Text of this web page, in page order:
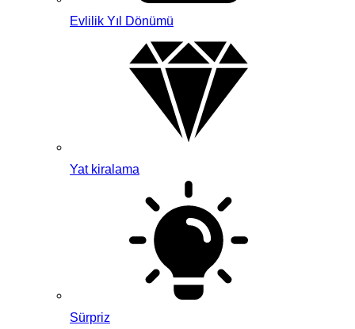
Evlilik Yıl Dönümü
Yat kiralama
Sürpriz